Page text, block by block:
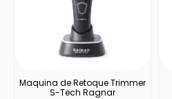
Maquina de Retoque Trimmer
S-Tech Ragnar